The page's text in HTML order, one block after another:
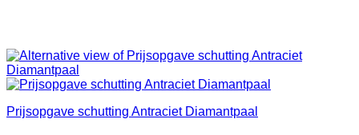
Prijsopgave schutting Antraciet Diamantpaal